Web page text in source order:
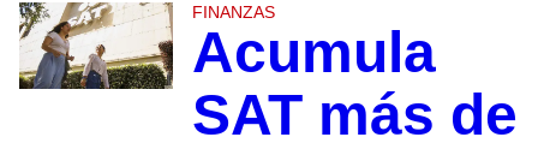
FINANZAS
Acumula
SAT más de